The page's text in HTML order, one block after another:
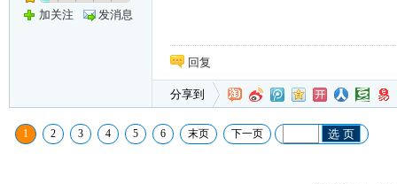
加关注 发消息
回复
分享到
1 2 3 4 5 6 末页 下一页 选 页